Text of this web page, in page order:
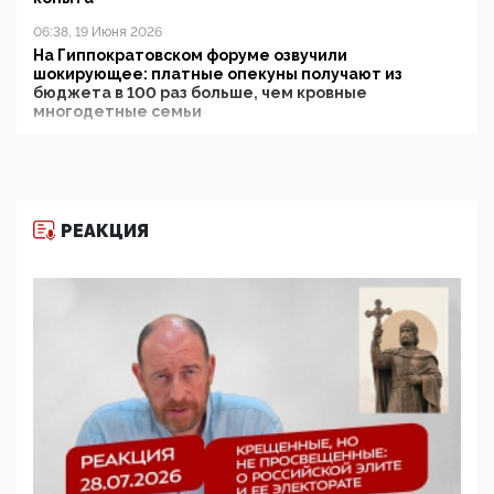
06:38, 19 Июня 2026
На Гиппократовском форуме озвучили
шокирующее: платные опекуны получают из
бюджета в 100 раз больше, чем кровные
многодетные семьи
11:53, 09 Июня 2026
деятельность ИИТО ЮНЕСКО в России, но
цифроглобалисты продолжают определять
повестку в образовании
09:43, 01 Июня 2026
5G за счет здоровья граждан: Минцифры намерено
отобрать у регионов и муниципалитетов право
защищать жилые дома и социальные объекты от
05:58, 26 Мая 2026
РЕАКЦИЯ